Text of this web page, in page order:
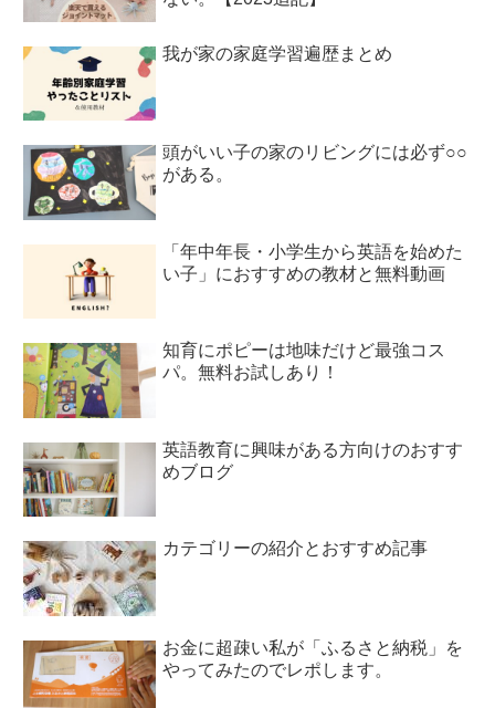
我が家の家庭学習遍歴まとめ
頭がいい子の家のリビングには必ず○○
がある。
「年中年長・小学生から英語を始めた
い子」におすすめの教材と無料動画
知育にポピーは地味だけど最強コス
パ。無料お試しあり！
英語教育に興味がある方向けのおすす
めブログ
カテゴリーの紹介とおすすめ記事
お金に超疎い私が「ふるさと納税」を
やってみたのでレポします。